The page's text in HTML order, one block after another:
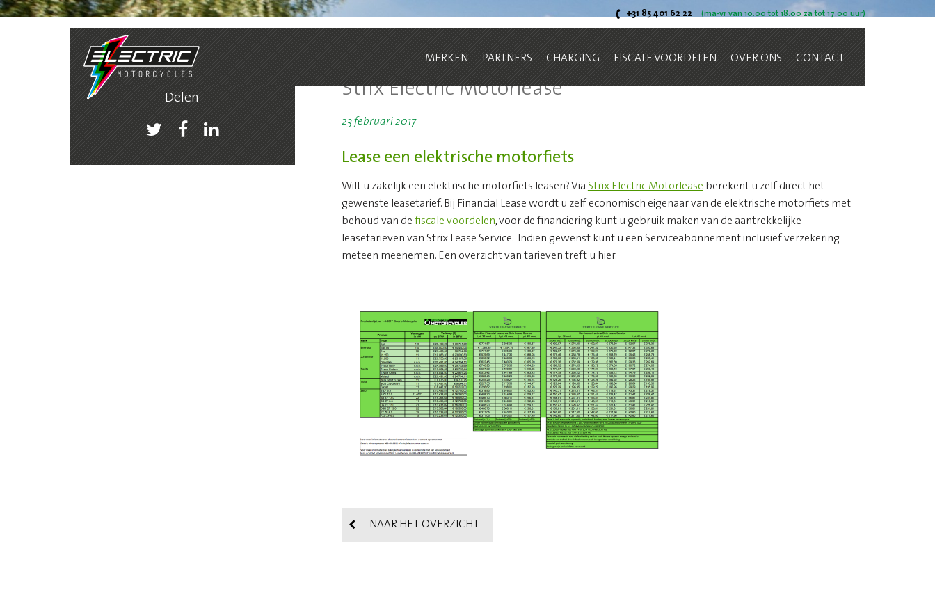
+31 85 401 62 22 (ma-vr van 10:00 tot 18:00 za tot 17:00 uur)
MERKEN PARTNERS CHARGING FISCALE VOORDELEN OVER ONS CONTACT
Je bevindt je hier:
Delen Strix Electric Motorlease
23 februari 2017
Lease een elektrische motorfiets
Wilt u zakelijk een elektrische motorfiets leasen? Via Strix Electric Motorlease berekent u zelf direct het
gewenste leasetarief. Bij Financial Lease wordt u zelf economisch eigenaar van de elektrische motorfiets met
behoud van de fiscale voordelen, voor de financiering kunt u gebruik maken van de aantrekkelijke
leasetarieven van Strix Lease Service. Indien gewenst kunt u een Serviceabonnement inclusief verzekering
meteen meenemen. Een overzicht van tarieven treft u hier.
NAAR HET OVERZICHT